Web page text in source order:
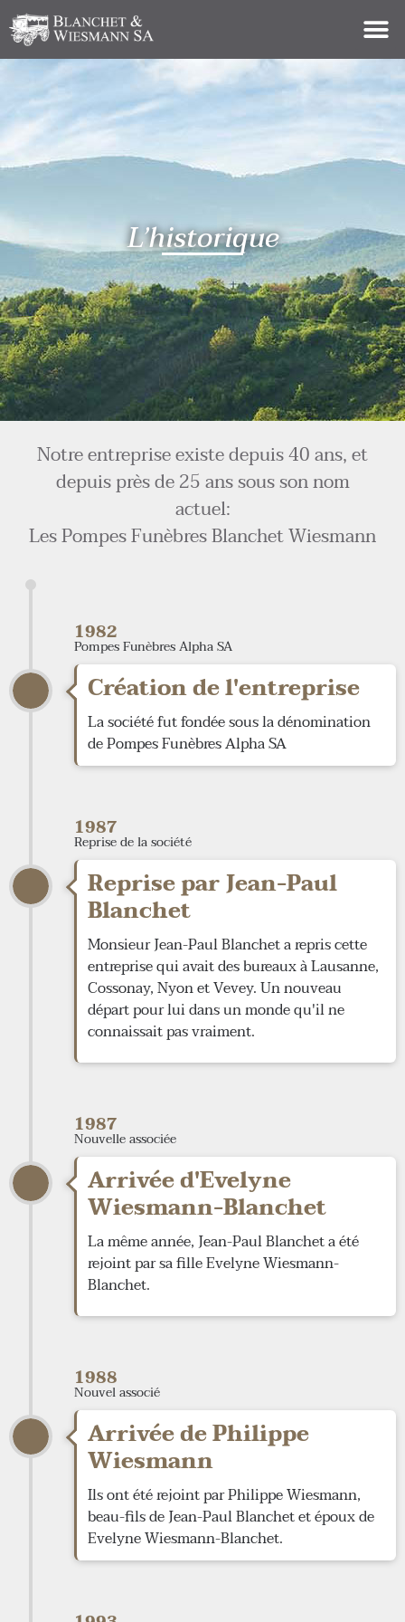
L’historique
Notre entreprise existe depuis 40 ans, et
depuis près de 25 ans sous son nom
actuel:
Les Pompes Funèbres Blanchet Wiesmann
1982
Pompes Funèbres Alpha SA
Création de l'entreprise
La société fut fondée sous la dénomination
de Pompes Funèbres Alpha SA
1987
Reprise de la société
Reprise par Jean-Paul
Blanchet
Monsieur Jean-Paul Blanchet a repris cette
entreprise qui avait des bureaux à Lausanne,
Cossonay, Nyon et Vevey. Un nouveau
départ pour lui dans un monde qu'il ne
connaissait pas vraiment.
1987
Nouvelle associée
Arrivée d'Evelyne
Wiesmann-Blanchet
La même année, Jean-Paul Blanchet a été
rejoint par sa fille Evelyne Wiesmann-
Blanchet.
1988
Nouvel associé
Arrivée de Philippe
Wiesmann
Ils ont été rejoint par Philippe Wiesmann,
beau-fils de Jean-Paul Blanchet et époux de
Evelyne Wiesmann-Blanchet.